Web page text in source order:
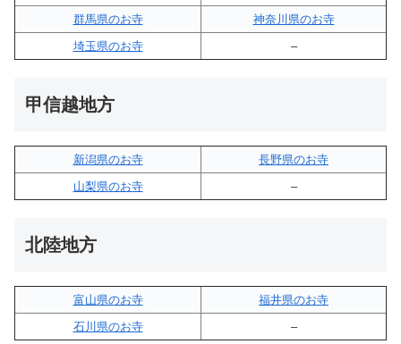
群馬県のお寺
神奈川県のお寺
埼玉県のお寺
–
甲信越地方
新潟県のお寺
長野県のお寺
山梨県のお寺
–
北陸地方
富山県のお寺
福井県のお寺
石川県のお寺
–